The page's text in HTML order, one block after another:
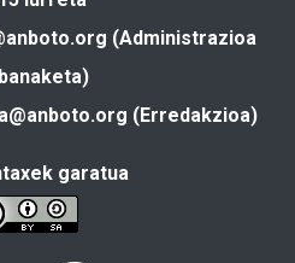
(Administrazioa
(Erredakzioa)
garatua